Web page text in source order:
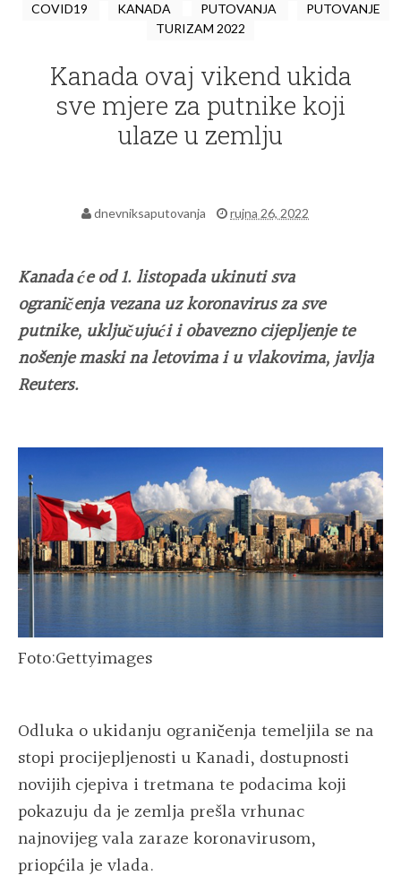
COVID19
KANADA PUTOVANJA
PUTOVANJE
TURIZAM 2022
Kanada ovaj vikend ukida
sve mjere za putnike koji
ulaze u zemlju
dnevniksaputovanja rujna 26, 2022
Kanada će od 1. listopada ukinuti sva
ograničenja vezana uz koronavirus za sve
putnike, uključujući i obavezno cijepljenje te
nošenje maski na letovima i u vlakovima, javlja
Reuters.
Foto:Gettyimages
Odluka o ukidanju ograničenja temeljila se na
stopi procijepljenosti u Kanadi, dostupnosti
novijih cjepiva i tretmana te podacima koji
pokazuju da je zemlja prešla vrhunac
najnovijeg vala zaraze koronavirusom,
priopćila je vlada.